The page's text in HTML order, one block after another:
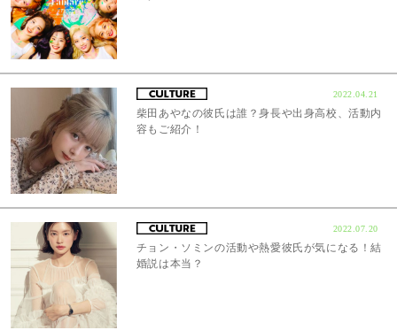
2022.04.21
柴田あやなの彼氏は誰？身長や出身高校、活動内
容もご紹介！
2022.07.20
チョン・ソミンの活動や熱愛彼氏が気になる！結
婚説は本当？